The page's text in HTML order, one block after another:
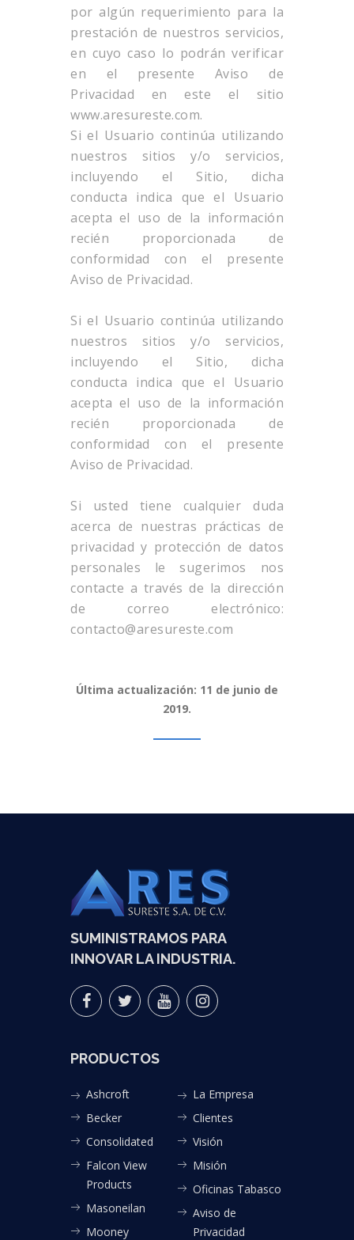
por algún requerimiento para la
prestación de nuestros servicios,
en cuyo caso lo podrán verificar
en el presente Aviso de
Privacidad en este el sitio
www.aresureste.com.
Si el Usuario continúa utilizando
nuestros sitios y/o servicios,
incluyendo el Sitio, dicha
conducta indica que el Usuario
acepta el uso de la información
recién proporcionada de
conformidad con el presente
Aviso de Privacidad.
Si el Usuario continúa utilizando
nuestros sitios y/o servicios,
incluyendo el Sitio, dicha
conducta indica que el Usuario
acepta el uso de la información
recién proporcionada de
conformidad con el presente
Aviso de Privacidad.
Si usted tiene cualquier duda
acerca de nuestras prácticas de
privacidad y protección de datos
personales le sugerimos nos
contacte a través de la dirección
de correo electrónico:
contacto@aresureste.com
Última actualización: 11 de junio de
2019.
SUMINISTRAMOS PARA
INNOVAR LA INDUSTRIA.
PRODUCTOS
Ashcroft
Becker
Consolidated
Falcon View
Products
Masoneilan
Mooney
La Empresa
Clientes
Visión
Misión
Oficinas Tabasco
Aviso de
Privacidad